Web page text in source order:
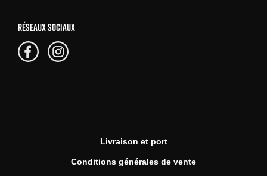
RÉSEAUX SOCIAUX
Livraison et port
Conditions générales de vente